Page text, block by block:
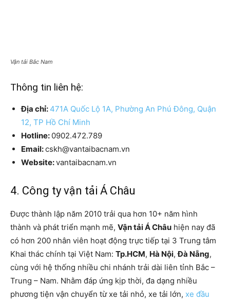
Vận tải Bắc Nam
Thông tin liên hệ:
Địa chỉ: 471A Quốc Lộ 1A, Phường An Phú Đông, Quận
12, TP Hồ Chí Minh
Hotline: 0902.472.789
Email:cskh@vantaibacnam.vn
Website:vantaibacnam.vn
4. Công ty vận tải Á Châu
Được thành lập năm 2010 trải qua hơn 10+ năm hình
thành và phát triển mạnh mẽ, Vận tải Á Châu hiện nay đã
có hơn 200 nhân viên hoạt động trực tiếp tại 3 Trung tâm
Khai thác chính tại Việt Nam: Tp.HCM, Hà Nội,Đà Nẵng,
cùng với hệ thống nhiều chi nhánh trải dài liên tỉnh Bắc –
Trung – Nam. Nhằm đáp ứng kịp thời, đa dạng nhiều
phương tiện vận chuyển từ xe tải nhỏ, xe tải lớn, xe đầu